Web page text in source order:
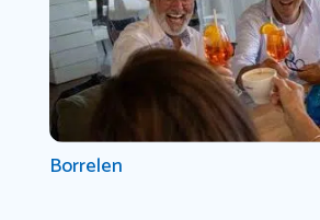
Borrelen